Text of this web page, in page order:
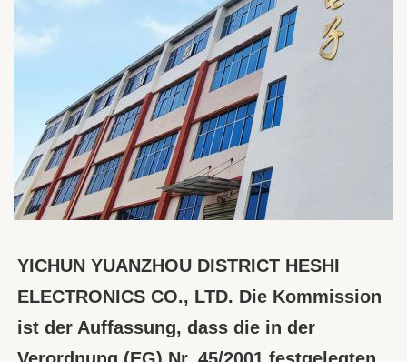
YICHUN YUANZHOU DISTRICT HESHI
ELECTRONICS CO., LTD. Die Kommission
ist der Auffassung, dass die in der